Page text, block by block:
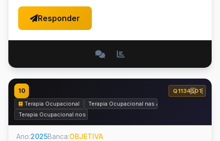
Responder
10
Q1134501
Terapia Ocupacional
Terapia Ocupacional nas Áreas de Traumato-
Terapia Ocupacional nos Contextos Hospitalares e Reabilitação Física
Ano:2025Banca:OBJETIVA